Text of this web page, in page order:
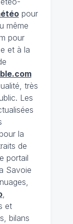
pour
même
pour
et à la
très
Les
la
de
portail
Savoie
,
et
bilans